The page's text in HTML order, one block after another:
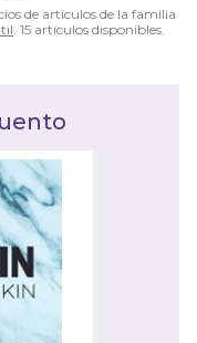
de artículos de la familia
. 15 artículos disponibles.